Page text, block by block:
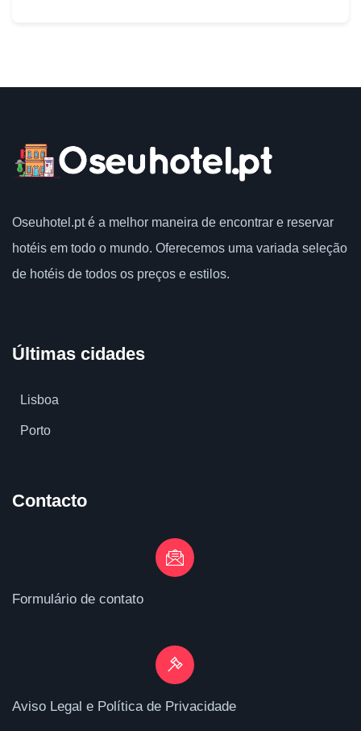
Oseuhotel.pt é a melhor maneira de encontrar e reservar
hotéis em todo o mundo. Oferecemos uma variada seleção
de hotéis de todos os preços e estilos.
Últimas cidades
Lisboa
Porto
Contacto
Formulário de contato
Aviso Legal e Política de Privacidade